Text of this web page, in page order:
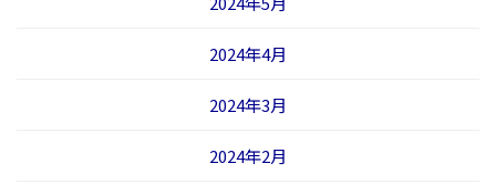
2024年4月
2024年3月
2024年2月